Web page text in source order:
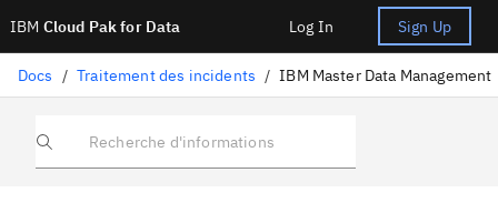
IBM Cloud Pak for Data Log In Sign Up
Docs / Traitement des incidents / IBM Master Data Management
Recherche d'informations